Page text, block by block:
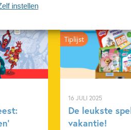
instellen
16 JULI 2025
De leukste
vakantie!
Tiplijst